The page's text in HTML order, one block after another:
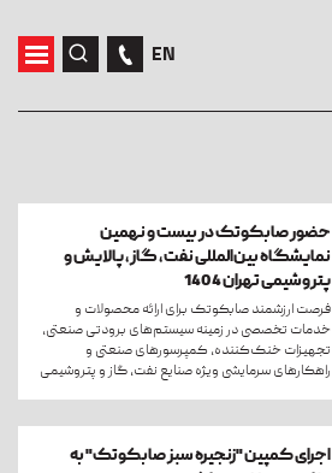
EN
حضور صابکوتک در بیست ‌و نهمین
نمایشگاه بین‌المللی نفت، گاز، پالایش و
پتروشیمی تهران 1404
فرصت ارزشمند صابکوتک برای ارائه محصولات و
خدمات تخصصی در زمینه سیستم‌های برودتی صنعتی،
تجهیزات خنک‌کننده، کمپرسورهای صنعتی و
راهکارهای سرمایشی ویژه صنایع نفت، گاز و پتروشیمی
اجرای کمپین "زنجیره سبز صابکوتک" به